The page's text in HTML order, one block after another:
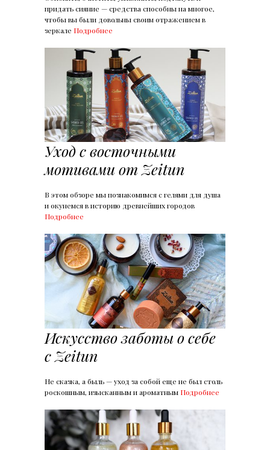
придать сияние — средства способны на многое,
чтобы вы были довольны своим отражением в
зеркале Подробнее
Уход с восточными
мотивами от Zeitun
В этом обзоре мы познакомимся с гелями для душа
и окунемся в историю древнейших городов
Подробнее
Искусство заботы о себе
с Zeitun
Не сказка, а быль — уход за собой еще не был столь
роскошным, изысканным и ароматным Подробнее